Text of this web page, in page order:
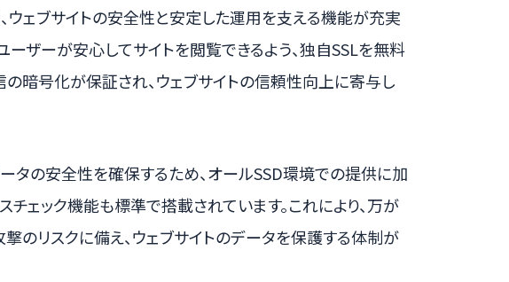
ウェブサイトの安全性と安定した運用を支える機能が充実
ーザーが安心してサイトを閲覧できるよう、独自SSLを無料
の暗号化が保証され、ウェブサイトの信頼性向上に寄与し
タの安全性を確保するため、オールSSD環境での提供に加
チェック機能も標準で搭載されています。これにより、万が
のリスクに備え、ウェブサイトのデータを保護する体制が